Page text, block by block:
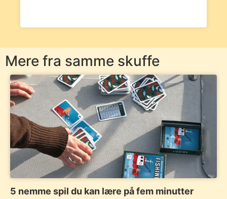
Mere fra samme skuffe
5 nemme spil du kan lære på fem minutter